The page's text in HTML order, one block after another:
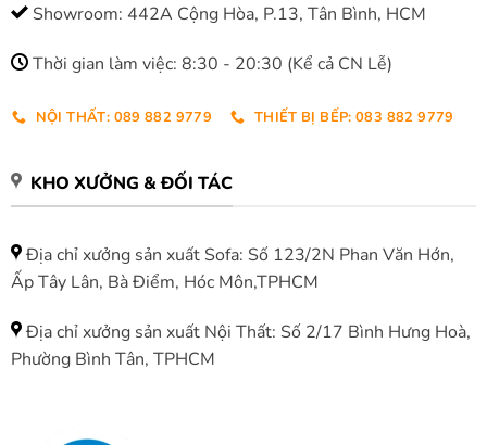
Showroom: 442A Cộng Hòa, P.13, Tân Bình, HCM
Thời gian làm việc: 8:30 - 20:30 (Kể cả CN Lễ)
NỘI THẤT: 089 882 9779 THIẾT BỊ BẾP: 083 882 9779
KHO XƯỞNG & ĐỐI TÁC
Địa chỉ xưởng sản xuất Sofa: Số 123/2N Phan Văn Hớn,
Ấp Tây Lân, Bà Điểm, Hóc Môn,TPHCM
Địa chỉ xưởng sản xuất Nội Thất: Số 2/17 Bình Hưng Hoà,
Phường Bình Tân, TPHCM